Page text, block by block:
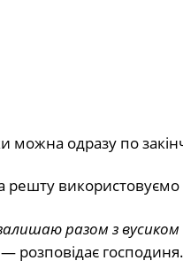
можна одразу по
решту
разом з
— розповідає господиня.